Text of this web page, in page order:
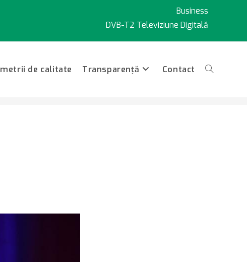
Business
DVB-T2 Televiziune Digitală
de calitate Transparență Contact Toggle